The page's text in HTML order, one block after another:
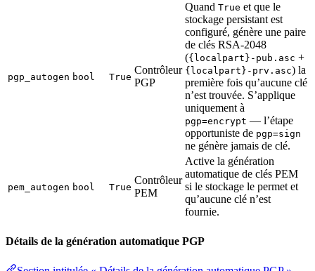
pgp_autogen bool True
Contrôleur
PGP
Quand True et que le
stockage persistant est
configuré, génère une paire
de clés RSA-2048
({localpart}-pub.asc +
{localpart}-prv.asc) la
première fois qu’aucune clé
n’est trouvée. S’applique
uniquement à
pgp=encrypt — l’étape
opportuniste de pgp=sign
ne génère jamais de clé.
pem_autogen bool True
Contrôleur
PEM
Active la génération
automatique de clés PEM
si le stockage le permet et
qu’aucune clé n’est
fournie.
Détails de la génération automatique PGP